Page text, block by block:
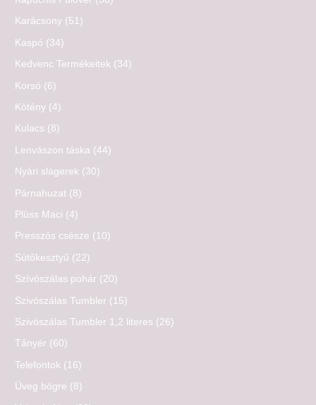
Karácsony (51)
Kaspó (34)
Kedvenc Termékeitek (34)
Korsó (6)
Kötény (4)
Kulacs (8)
Lenvászon táska (44)
Nyári slágerek (30)
Párnahuzat (8)
Plüss Maci (4)
Presszós csésze (10)
Sütőkesztyű (22)
Szívószálas pohár (20)
Szivószálas Tumbler (15)
Szivószálas Tumbler 1,2 literes (26)
Tányér (60)
Telefontok (16)
Üveg bögre (8)